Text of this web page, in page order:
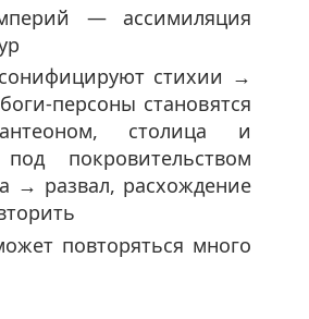
— ассимиляция
стихии →
персоны становятся
столица и
покровительством
→ развал, расхождение
повторяться много